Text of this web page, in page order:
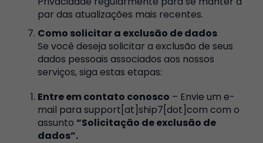
par das atualizações mais recentes.
Como solicitar a exclusão de dados
Se você deseja solicitar a exclusão de seus
dados pessoais associados aos nossos
serviços, siga estas etapas:
Entre em contato conosco – Envie um e-
mail para support[at]ship7[dot]com com o
assunto “Solicitação de exclusão de
dados”.